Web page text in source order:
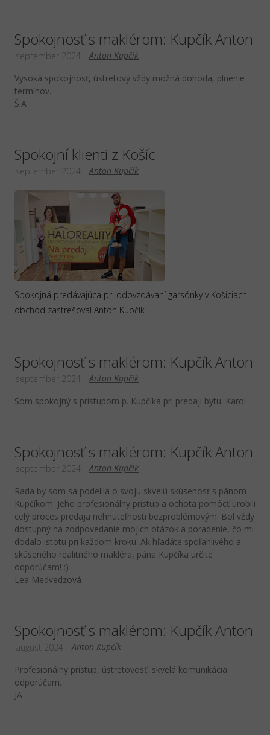
Spokojnosť s maklérom: Kupčík Anton
Anton Kupčík
september 2024
Vysoká spokojnosť, ústretový vždy možná dohoda, plnenie
termínov.
Š.A
Spokojní klienti z Košíc
Anton Kupčík
september 2024
Spokojná predávajúca pri odovzdávaní garsónky v Košiciach,
obchod zastrešoval Anton Kupčík.
Spokojnosť s maklérom: Kupčík Anton
Anton Kupčík
september 2024
Som spokojný s prístupom p. Kupčíka pri predaji bytu. Karol
Spokojnosť s maklérom: Kupčík Anton
Anton Kupčík
september 2024
Rada by som sa podelila o svoju skvelú skúsenosť s pánom
Kupčíkom. Jeho profesionálny prístup a ochota pomôcť urobili
celý proces predaja nehnuteľnosti bezproblémovým. Bol vždy
dostupný na zodpovedanie mojich otázok a poradenie, čo mi
dodalo istotu pri každom kroku. Ak hľadáte spoľahlivého a
skúseného realitného makléra, pána Kupčíka určite
odporúčam! :)
Lea Medvedzová
Spokojnosť s maklérom: Kupčík Anton
Anton Kupčík
august 2024
Profesionálny prístup, ústretovosť, skvelá komunikácia
odporúčam.
JA